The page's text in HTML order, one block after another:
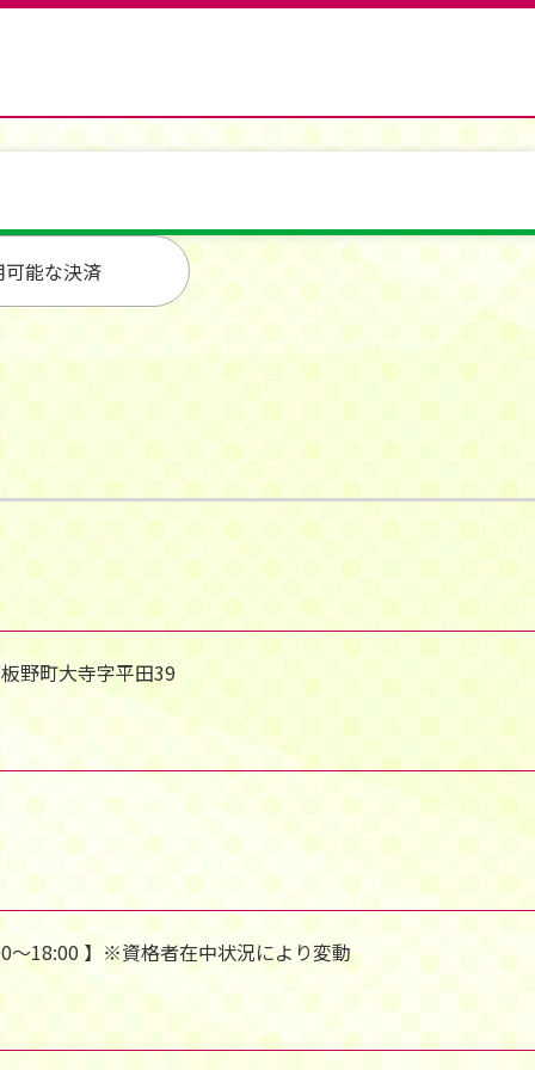
能な決済
野町大寺字平田39
～18:00 】※資格者在中状況により変動